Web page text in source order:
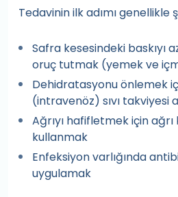
Tedavinin ilk adımı genellikle
Safra kesesindeki baskıyı
oruç tutmak (yemek ve
Dehidratasyonu önlemek
(intravenöz) sıvı takviyesi
Ağrıyı hafifletmek için ağrı
kullanmak
Enfeksiyon varlığında
uygulamak